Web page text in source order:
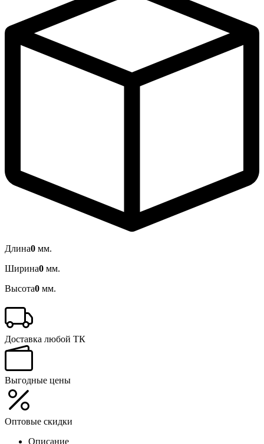
Длина0 мм.
Ширина0 мм.
Высота0 мм.
Доставка любой ТК
Выгодные цены
Оптовые скидки
Описание